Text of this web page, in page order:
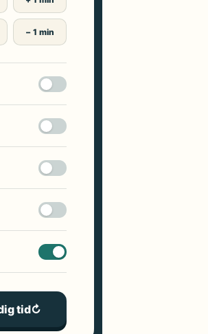
− 1 min
tid↻